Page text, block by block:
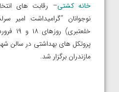
خانه کشتی– رقابت های
نوجوانان “گرامیداشت امیر
پروتکل های بهداشتی در سالن
مازندران برگزار شد.